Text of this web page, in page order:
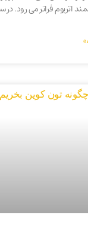
اتریوم فراتر می رود. در سال